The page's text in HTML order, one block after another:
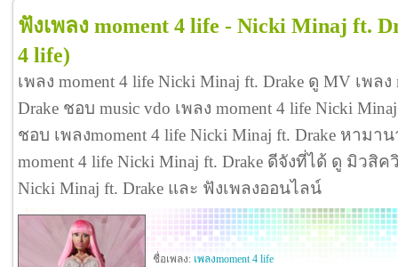
ฟังเพลง moment 4 life - Nicki Minaj ft.
4 life)
เพลง moment 4 life Nicki Minaj ft. Drake ดู MV เพล
Drake ชอบ music vdo เพลง moment 4 life Nicki
ชอบ เพลงmoment 4 life Nicki Minaj ft. Drake หามา
moment 4 life Nicki Minaj ft. Drake ดีจังที่ได้ ดู มิวสิค
Nicki Minaj ft. Drake และ ฟังเพลงออนไลน์
ชื่อเพลง: เพลงmoment 4 life